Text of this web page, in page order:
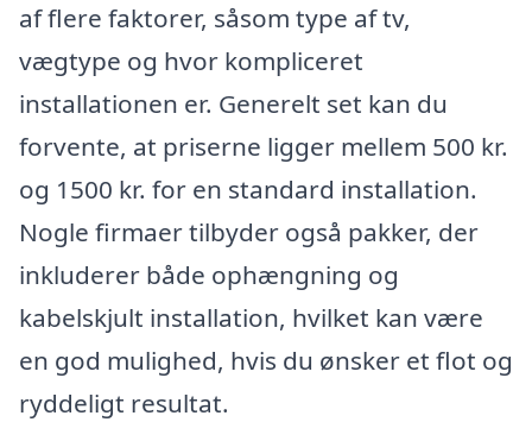
af flere faktorer, såsom type af tv,
vægtype og hvor kompliceret
installationen er. Generelt set kan du
forvente, at priserne ligger mellem 500 kr.
og 1500 kr. for en standard installation.
Nogle firmaer tilbyder også pakker, der
inkluderer både ophængning og
kabelskjult installation, hvilket kan være
en god mulighed, hvis du ønsker et flot og
ryddeligt resultat.